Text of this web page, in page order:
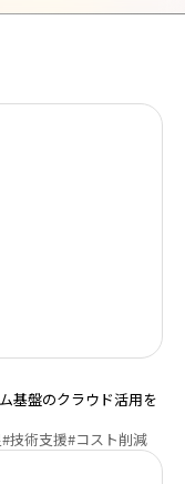
基盤のクラウド活用を
#技術支援#コスト削減